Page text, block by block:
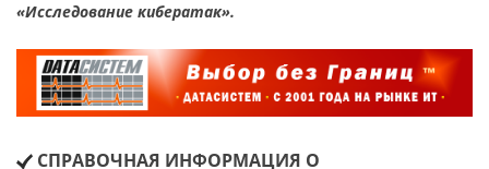
«Исследование кибератак».
СПРАВОЧНАЯ ИНФОРМАЦИЯ О